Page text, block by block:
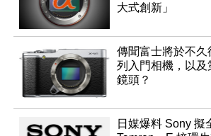
大式創新」
傳聞富士將於不
列入門相機，以
鏡頭？
日媒爆料 Sony 擬